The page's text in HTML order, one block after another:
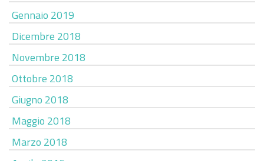
Gennaio 2019
Dicembre 2018
Novembre 2018
Ottobre 2018
Giugno 2018
Maggio 2018
Marzo 2018